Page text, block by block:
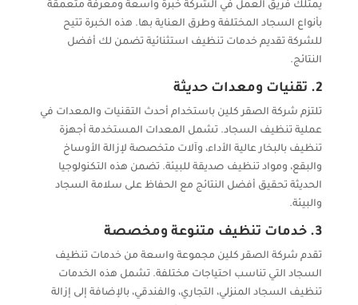
يمتلك فريق العمل في الشركة خبرة واسعة ومعرفة متعمقة
بأنواع السجاد المختلفة وطرق العناية بها. هذه الخبرة تتيح
للشركة تقديم خدمات تنظيف استثنائية تضمن لك أفضل
النتائج.
2. تقنيات ومعدات حديثة
تلتزم شركة الصقر كلين باستخدام أحدث التقنيات والمعدات في
عملية تنظيف السجاد. تشمل المعدات المستخدمة أجهزة
تنظيف بالبخار عالية الأداء، وآلات متخصصة لإزالة الأوساخ
والبقع، ومواد تنظيف صديقة للبيئة. تضمن هذه التكنولوجيا
الحديثة تحقيق أفضل النتائج مع الحفاظ على سلامة السجاد
والبيئة.
3. خدمات تنظيف متنوعة ومخصصة
تقدم شركة الصقر كلين مجموعة واسعة من خدمات تنظيف
السجاد التي تناسب احتياجات مختلفة. تشمل هذه الخدمات
تنظيف السجاد المنزلي، التجاري، والفندقي، بالإضافة إلى إزالة